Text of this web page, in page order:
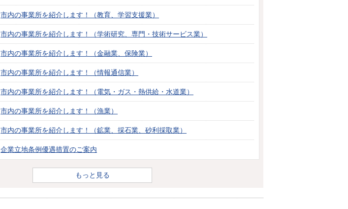
市内の事業所を紹介します！（教育、学習支援業）
市内の事業所を紹介します！（学術研究、専門・技術サービス業）
市内の事業所を紹介します！（金融業、保険業）
市内の事業所を紹介します！（情報通信業）
市内の事業所を紹介します！（電気・ガス・熱供給・水道業）
市内の事業所を紹介します！（漁業）
市内の事業所を紹介します！（鉱業、採石業、砂利採取業）
企業立地条例優遇措置のご案内
もっと見る